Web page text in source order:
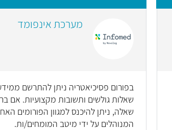
מערכת אינפומד
בפורום פסיכיאטריה ניתן להתרשם
שאלות גולשים ותשובות מקצועיות. אם
שאלה, ניתן להיכנס למגוון הפורומים
המנוהלים על ידי מיטב המומחים/ות.